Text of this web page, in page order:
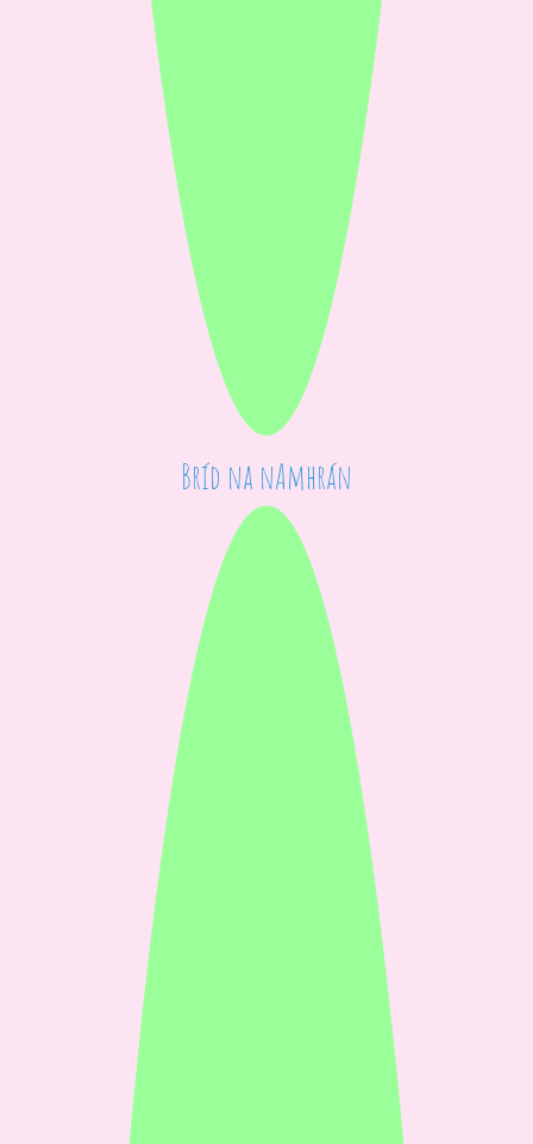
Bríd na nAmhrán